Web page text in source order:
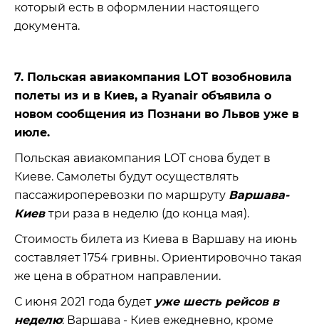
который есть в оформлении настоящего
документа.
7. Польская авиакомпания LOT возобновила
полеты из и в Киев, а Ryanair объявила о
новом сообщения из Познани во Львов уже в
июле.
Польская авиакомпания LOT снова будет в
Киеве. Самолеты будут осуществлять
пассажироперевозки по маршруту Варшава-
Киев три раза в неделю (до конца мая).
Стоимость билета из Киева в Варшаву на июнь
составляет 1754 гривны. Ориентировочно такая
же цена в обратном направлении.
С июня 2021 года будет уже шесть рейсов в
неделю: Варшава - Киев ежедневно, кроме